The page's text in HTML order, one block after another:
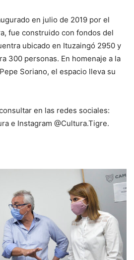
en julio de 2019 por el
fue construido con fondos del
ubicado en Ituzaingó 2950 y
300 personas. En homenaje a la
Soriano, el espacio lleva su
en las redes sociales:
e Instagram @Cultura.Tigre.